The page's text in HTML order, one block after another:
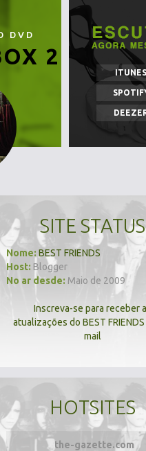
DVD
2
ITUNES
SITE STATUS
Nome: BEST FRIENDS
Host: Blogger
No ar desde: Maio de 2009
Inscreva-se para receber
atualizações do BEST
mail
HOTSITES
the-gazette.com